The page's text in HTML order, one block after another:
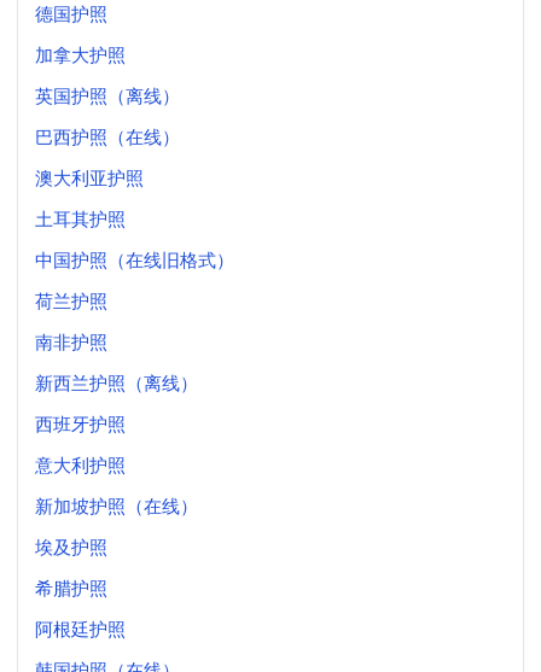
德国护照
加拿大护照
英国护照（离线）
巴西护照（在线）
澳大利亚护照
土耳其护照
中国护照（在线旧格式）
荷兰护照
南非护照
新西兰护照（离线）
西班牙护照
意大利护照
新加坡护照（在线）
埃及护照
希腊护照
阿根廷护照